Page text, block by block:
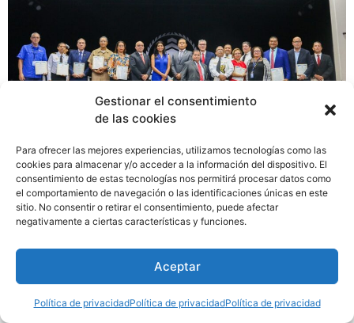
Gestionar el consentimiento
de las cookies
Para ofrecer las mejores experiencias, utilizamos tecnologías como las
cookies para almacenar y/o acceder a la información del dispositivo. El
consentimiento de estas tecnologías nos permitirá procesar datos como
el comportamiento de navegación o las identificaciones únicas en este
sitio. No consentir o retirar el consentimiento, puede afectar
negativamente a ciertas características y funciones.
Aceptar
Política de privacidadPolítica de privacidadPolítica de privacidad
Internacional de Panamá (UMIP), catorce de los cuales
vienen ejerciendo la docencia desde la antigua Escuela
Náutica de Panamá, recibieron un certificado que, por
primera vez en la historia los acredita como docentes
categorizados de esta casa de estudios superiores.